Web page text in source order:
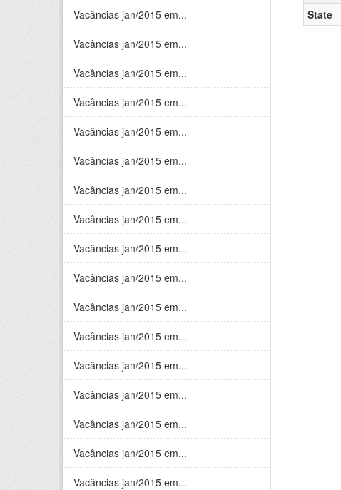
Vacâncias jan/2015 em...
Vacâncias jan/2015 em...
Vacâncias jan/2015 em...
Vacâncias jan/2015 em...
Vacâncias jan/2015 em...
Vacâncias jan/2015 em...
Vacâncias jan/2015 em...
Vacâncias jan/2015 em...
Vacâncias jan/2015 em...
Vacâncias jan/2015 em...
Vacâncias jan/2015 em...
Vacâncias jan/2015 em...
Vacâncias jan/2015 em...
Vacâncias jan/2015 em...
Vacâncias jan/2015 em...
Vacâncias jan/2015 em...
Vacâncias jan/2015 em...
State